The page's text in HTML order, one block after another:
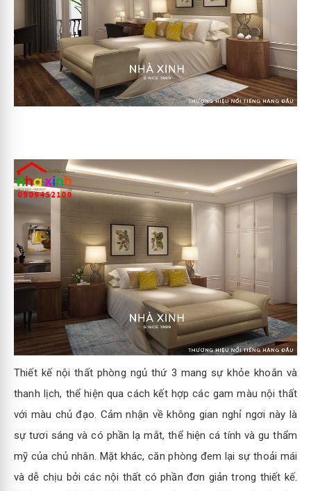
Thiết kế nội thất phòng ngủ thứ 3 mang sự khỏe khoắn và
thanh lịch, thể hiện qua cách kết hợp các gam màu nội thất
với màu chủ đạo. Cảm nhận về không gian nghỉ ngơi này là
sự tươi sáng và có phần lạ mắt, thể hiện cá tính và gu thẩm
mỹ của chủ nhân. Mặt khác, căn phòng đem lại sự thoải mái
và dễ chịu bởi các nội thất có phần đơn giản trong thiết kế.